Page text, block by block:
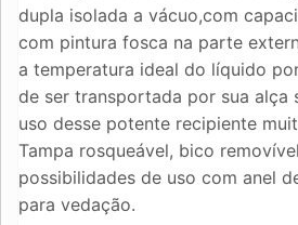
dupla isolada a vácuo,com
com pintura fosca na parte
a temperatura ideal do líquido
de ser transportada por sua alça
uso desse potente recipiente
Tampa rosqueável, bico
possibilidades de uso com anel
para vedação.